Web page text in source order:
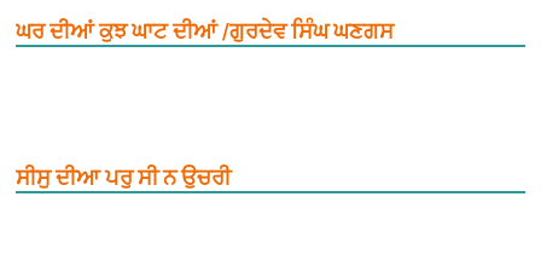
ਘਰ ਦੀਆਂ ਕੁਝ ਘਾਟ ਦੀਆਂ /ਗੁਰਦੇਵ ਸਿੰਘ ਘਣਗਸ
ਸੀਸੁ ਦੀਆ ਪਰੁ ਸੀ ਨ ਉਚਰੀ